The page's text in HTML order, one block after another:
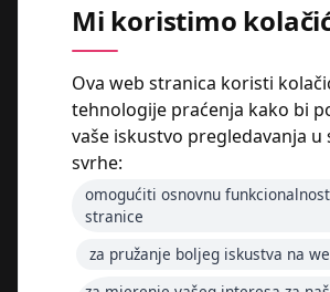
Mi koristimo
Ova web stranica koristi
tehnologije praćenja kako bi
vaše iskustvo pregledavanja u
svrhe:
omogućiti osnovnu
stranice
za pružanje boljeg iskustva na
Naše usluge:
Print Solutions Box
Chocolate Sweet Box
Corporate & Event Box
Wedding Box
Radno vrijeme:
Ponedjeljak – petak: 7:00 – 15:00